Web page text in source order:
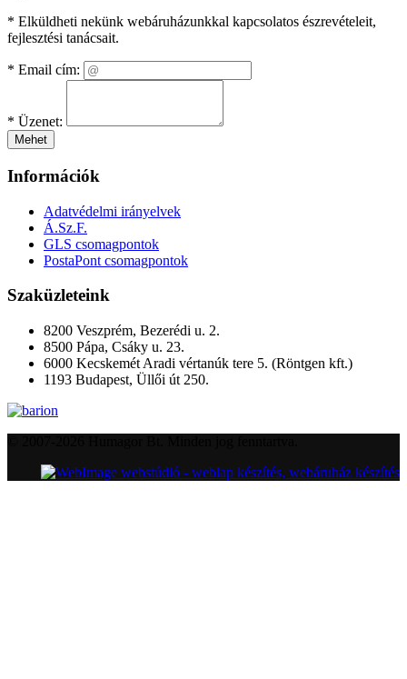
* Elküldheti nekünk webáruházunkkal kapcsolatos észrevételeit,
fejlesztési tanácsait.
* Email cím:
* Üzenet:
Mehet
Információk
Adatvédelmi irányelvek
Á.Sz.F.
GLS csomagpontok
PostaPont csomagpontok
Szaküzleteink
8200 Veszprém, Bezerédi u. 2.
8500 Pápa, Csáky u. 23.
6000 Kecskemét Aradi vértanúk tere 5. (Röntgen kft.)
1193 Budapest, Üllői út 250.